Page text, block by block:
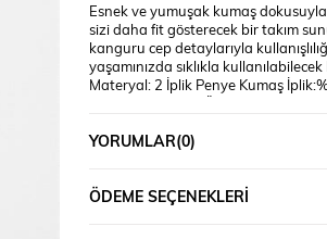
Esnek ve yumuşak kumaş
sizi daha fit gösterecek bir takım
kanguru cep detaylarıyla
yaşamınızda sıklıkla
Materyal: 2 İplik Penye Kumaş
LYCRA Mankenin Üzerindeki
altındadır.*
YORUMLAR(0)
ÖDEME SEÇENEKLERI